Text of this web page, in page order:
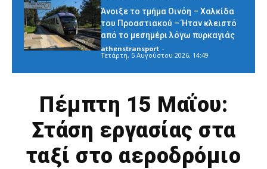
Άνοιξε το τμήμα Οινόη – Χαλκίδα
του Προαστιακού – Ήταν κλειστό
από το μεσημέρι λόγω πυρκαγιάς
athenstransport -
Τετάρτη, 5 Αυγούστου 2026, 14:49
Πέμπτη 15 Μαΐου:
Στάση εργασίας στα
ταξί στο αεροδρόμιο